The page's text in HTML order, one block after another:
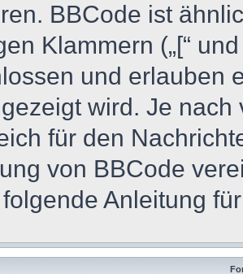
BBCode ist
Klammern („[“ und
und erlauben
wird. Je
für den
von BBCode
Anleitung